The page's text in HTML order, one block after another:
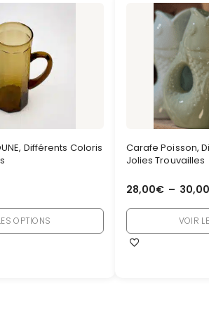
Différents Coloris
OPTIONS
Carafe Poisson,
Jolies Trouvailles
28,00€ – 30,00
VOIR